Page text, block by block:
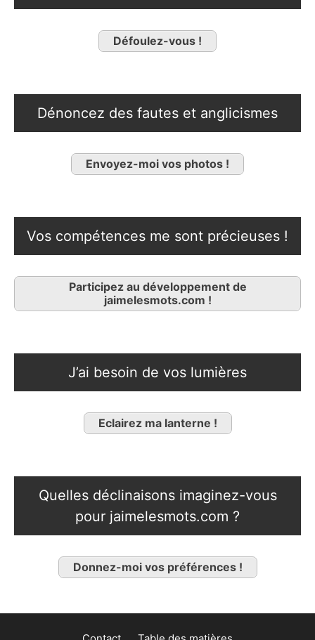
Défoulez-vous !
Dénoncez des fautes et anglicismes
Envoyez-moi vos photos !
Vos compétences me sont précieuses !
Participez au développement de
jaimelesmots.com !
J’ai besoin de vos lumières
Eclairez ma lanterne !
Quelles déclinaisons imaginez-vous
pour jaimelesmots.com ?
Donnez-moi vos préférences !